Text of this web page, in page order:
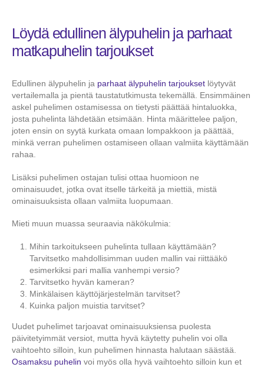
Löydä edullinen älypuhelin ja parhaat
matkapuhelin tarjoukset
Edullinen älypuhelin ja parhaat älypuhelin tarjoukset löytyvät
vertailemalla ja pientä taustatutkimusta tekemällä. Ensimmäinen
askel puhelimen ostamisessa on tietysti päättää hintaluokka,
josta puhelinta lähdetään etsimään. Hinta määrittelee paljon,
joten ensin on syytä kurkata omaan lompakkoon ja päättää,
minkä verran puhelimen ostamiseen ollaan valmiita käyttämään
rahaa.
Lisäksi puhelimen ostajan tulisi ottaa huomioon ne
ominaisuudet, jotka ovat itselle tärkeitä ja miettiä, mistä
ominaisuuksista ollaan valmiita luopumaan.
Mieti muun muassa seuraavia näkökulmia:
Mihin tarkoitukseen puhelinta tullaan käyttämään?
Tarvitsetko mahdollisimman uuden mallin vai riittääkö
esimerkiksi pari mallia vanhempi versio?
Tarvitsetko hyvän kameran?
Minkälaisen käyttöjärjestelmän tarvitset?
Kuinka paljon muistia tarvitset?
Uudet puhelimet tarjoavat ominaisuuksiensa puolesta
päivitetyimmät versiot, mutta hyvä käytetty puhelin voi olla
vaihtoehto silloin, kun puhelimen hinnasta halutaan säästää.
Osamaksu puhelin voi myös olla hyvä vaihtoehto silloin kun et